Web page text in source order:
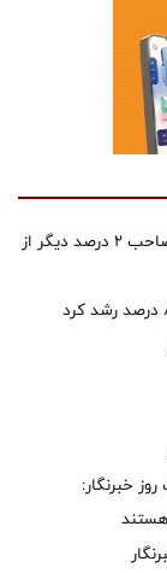
از جهش ۱۶۴ درصدی درآمد تا هدف‌گذاری برای تصاحب ۲ درصد دیگر از
خبرنگار: